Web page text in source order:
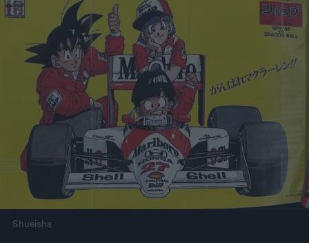
Shueisha